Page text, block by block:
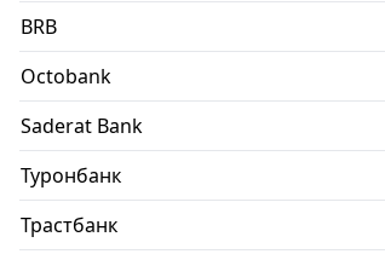
BRB
Octobank
Saderat Bank
Туронбанк
Трастбанк